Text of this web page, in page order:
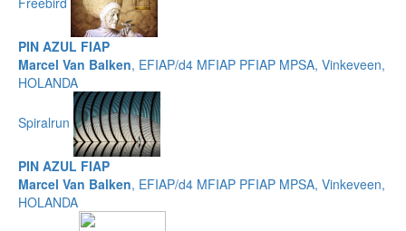
PIN AZUL FIAP
Marcel Van Balken, EFIAP/d4 MFIAP PFIAP MPSA, Vinkeveen,
HOLANDA
Spiralrun
PIN AZUL FIAP
Marcel Van Balken, EFIAP/d4 MFIAP PFIAP MPSA, Vinkeveen,
HOLANDA